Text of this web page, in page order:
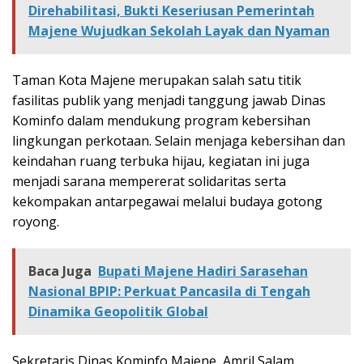
Direhabilitasi, Bukti Keseriusan Pemerintah
Majene Wujudkan Sekolah Layak dan Nyaman
Taman Kota Majene merupakan salah satu titik
fasilitas publik yang menjadi tanggung jawab Dinas
Kominfo dalam mendukung program kebersihan
lingkungan perkotaan. Selain menjaga kebersihan dan
keindahan ruang terbuka hijau, kegiatan ini juga
menjadi sarana mempererat solidaritas serta
kekompakan antarpegawai melalui budaya gotong
royong.
Baca Juga Bupati Majene Hadiri Sarasehan
Nasional BPIP: Perkuat Pancasila di Tengah
Dinamika Geopolitik Global
Sekretaris Dinas Kominfo Majene, Amril Salam,